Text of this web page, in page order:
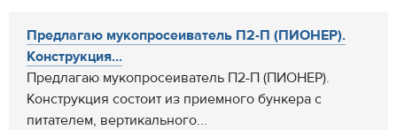
Предлагаю мукопросеиватель П2-П (ПИОНЕР).
Конструкция...
Предлагаю мукопросеиватель П2-П (ПИОНЕР).
Конструкция состоит из приемного бункера с
питателем, вертикального...